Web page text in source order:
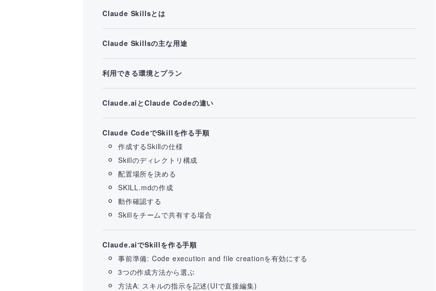
Claude Skillsとは
Claude Skillsの主な用途
利用できる環境とプラン
Claude.aiとClaude Codeの違い
Claude CodeでSkillを作る手順
作成するSkillの仕様
Skillのディレクトリ構成
配置場所を決める
SKILL.mdの作成
動作確認する
Skillをチームで共有する場合
Claude.aiでSkillを作る手順
事前準備: Code execution and file creationを有効にする
3つの作成方法から選ぶ
方法A: スキルの指示を記述(UIで直接編集)